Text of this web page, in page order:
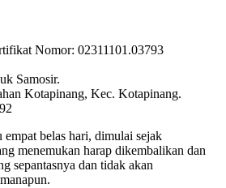
Nomor: 02311101.03793
Samosir.
Kotapinang, Kec. Kotapinang.
belas hari, dimulai sejak
menemukan harap dikembalikan dan
sepantasnya dan tidak akan